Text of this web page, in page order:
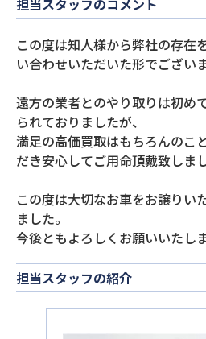
担当スタッフのコメント
この度は知人様から弊社の存在
い合わせいただいた形でござい
遠方の業者とのやり取りは初め
られておりましたが、
満足の高価買取はもちろんのこ
だき安心してご用命頂戴致しま
この度は大切なお車をお譲りい
ました。
今後ともよろしくお願いいたし
担当スタッフの紹介